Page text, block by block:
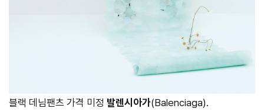
블랙 데님팬츠 가격 미정 발렌시아가(Balenciaga).